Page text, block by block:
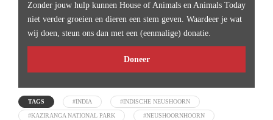
Zonder jouw hulp kunnen House of Animals en Animals Today
niet verder groeien en dieren een stem geven. Waardeer je wat
wij doen, steun ons dan met een (eenmalige) donatie.
Doneer
TAGS #INDIA #INDISCHE NEUSHOORN
#KAZIRANGA NATIONAL PARK #NEUSHOORNHOORN